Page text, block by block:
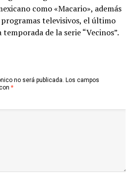
como «Macario», además
televisivos, el último
de la serie “Vecinos”.
no será publicada. Los campos
*